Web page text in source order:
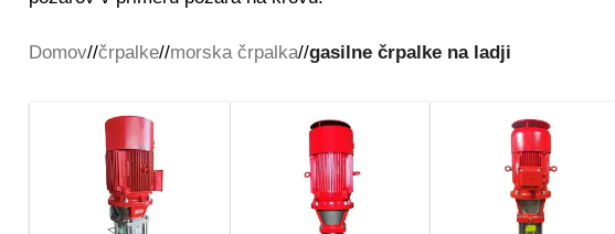
Domov/ črpalke/ morska črpalka/ gasilne črpalke na ladji